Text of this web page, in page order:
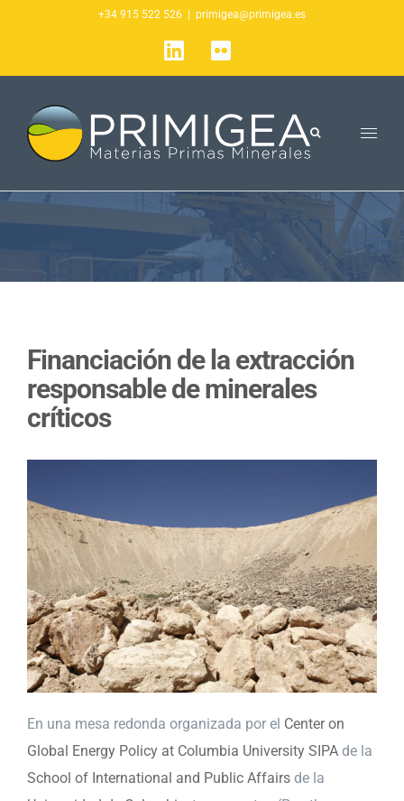
+34 915 522 526 primigea@primigea.es
LinkedIn
Flickr
Financiación de la extracción
responsable de minerales
críticos
En una mesa redonda organizada por el Center on
Global Energy Policy at Columbia University SIPA de la
School of International and Public Affairs de la